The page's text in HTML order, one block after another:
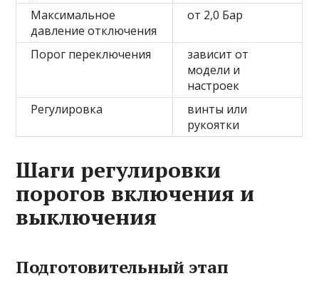
Максимальное
давление отключения
от 2,0 Бар
Порог переключения
зависит от
модели и
настроек
Регулировка
винты или
рукоятки
Шаги регулировки
порогов включения и
выключения
Подготовительный этап